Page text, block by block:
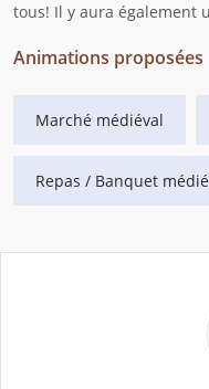
tous! Il y aura également
Animations proposées
Marché médiéval
Repas / Banquet